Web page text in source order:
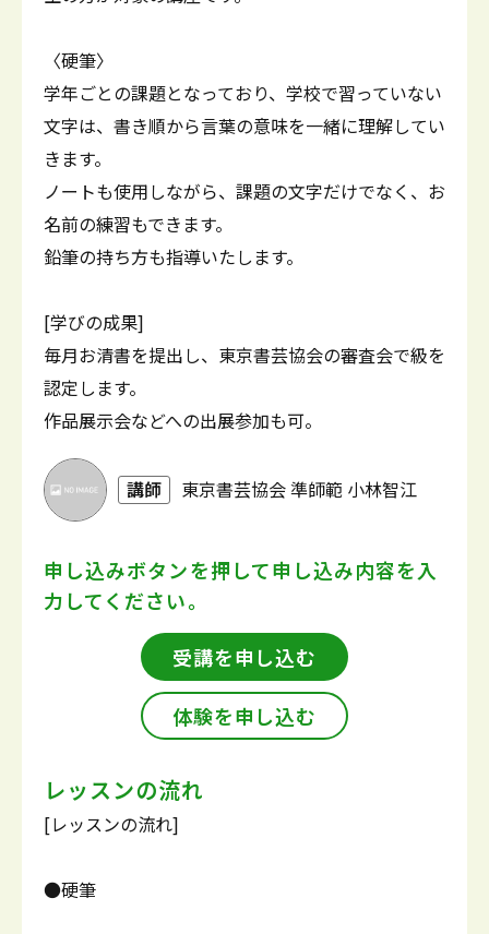
〈硬筆〉
学年ごとの課題となっており、学校で習っていない
文字は、書き順から言葉の意味を一緒に理解してい
きます。
ノートも使用しながら、課題の文字だけでなく、お
名前の練習もできます。
鉛筆の持ち方も指導いたします。
[学びの成果]
毎月お清書を提出し、東京書芸協会の審査会で級を
認定します。
作品展示会などへの出展参加も可。
講師 東京書芸協会 準師範 小林智江
申し込みボタンを押して申し込み内容を入
力してください。
受講を申し込む
体験を申し込む
レッスンの流れ
[レッスンの流れ]
●硬筆